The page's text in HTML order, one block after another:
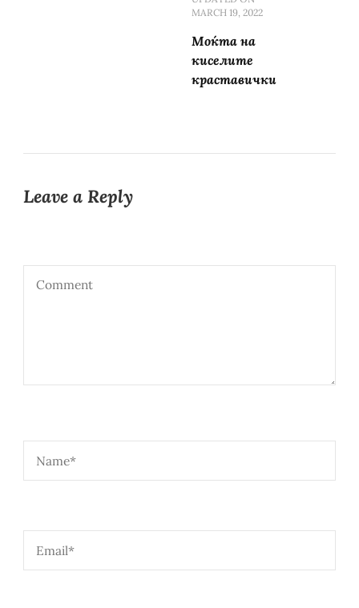
MARCH 19, 2022
Моќта на
киселите
краставички
Leave a Reply